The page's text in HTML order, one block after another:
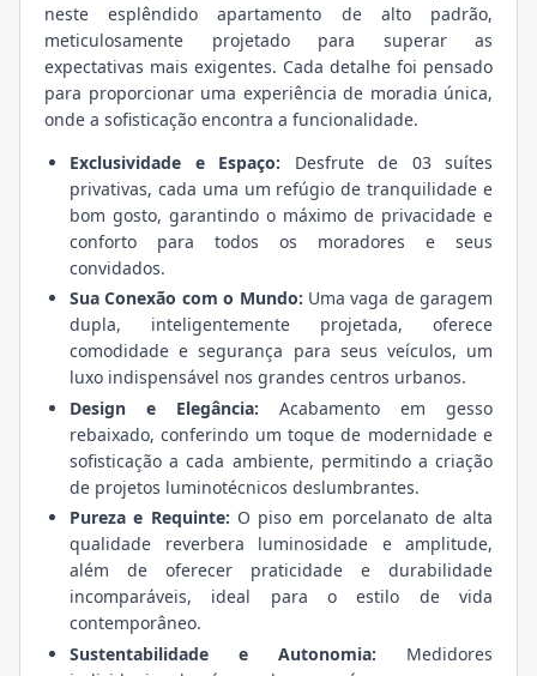
neste esplêndido apartamento de alto padrão,
meticulosamente projetado para superar as
expectativas mais exigentes. Cada detalhe foi pensado
para proporcionar uma experiência de moradia única,
onde a sofisticação encontra a funcionalidade.
Exclusividade e Espaço: Desfrute de 03 suítes
privativas, cada uma um refúgio de tranquilidade e
bom gosto, garantindo o máximo de privacidade e
conforto para todos os moradores e seus
convidados.
Sua Conexão com o Mundo: Uma vaga de garagem
dupla, inteligentemente projetada, oferece
comodidade e segurança para seus veículos, um
luxo indispensável nos grandes centros urbanos.
Design e Elegância: Acabamento em gesso
rebaixado, conferindo um toque de modernidade e
sofisticação a cada ambiente, permitindo a criação
de projetos luminotécnicos deslumbrantes.
Pureza e Requinte: O piso em porcelanato de alta
qualidade reverbera luminosidade e amplitude,
além de oferecer praticidade e durabilidade
incomparáveis, ideal para o estilo de vida
contemporâneo.
Sustentabilidade e Autonomia: Medidores